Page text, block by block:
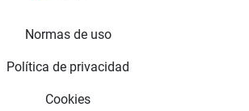
Normas de uso
Política de privacidad
Cookies